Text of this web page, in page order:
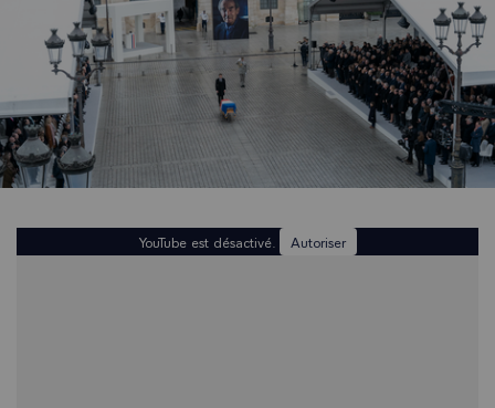
YouTube est désactivé. Autoriser